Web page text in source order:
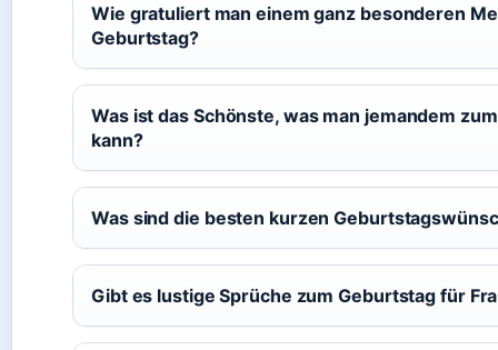
Wie gratuliert man einem ganz besonderen
Geburtstag?
Was ist das Schönste, was man jemandem
kann?
Was sind die besten kurzen
Gibt es lustige Sprüche zum Geburtstag für